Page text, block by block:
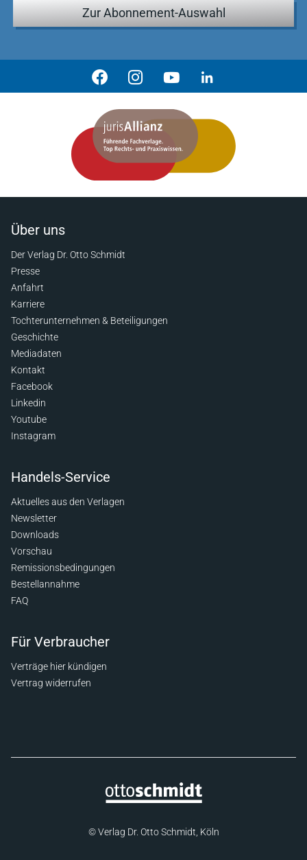
Zur Abonnement-Auswahl
Über uns
Der Verlag Dr. Otto Schmidt
Presse
Anfahrt
Karriere
Tochterunternehmen & Beteiligungen
Geschichte
Mediadaten
Kontakt
Facebook
Linkedin
Youtube
Instagram
Handels-Service
Aktuelles aus den Verlagen
Newsletter
Downloads
Vorschau
Remissionsbedingungen
Bestellannahme
FAQ
Für Verbraucher
Verträge hier kündigen
Vertrag widerrufen
© Verlag Dr. Otto Schmidt, Köln